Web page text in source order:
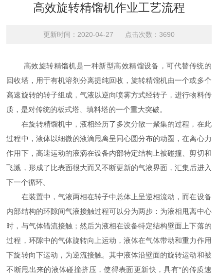
高效旋转精馏机作业工艺流程
更新时间：2020-04-27 点击次数：3690
高效旋转精馏机是一种新型高效精馏设备，可代替传统的
回收塔，用于有机溶剂分离提纯回收，旋转精馏机由一个或多个
高速旋转的转子组成，气液以逆向喷雾方式经转子，进行物料传
质，是对传统的板式塔、填料塔的一个重大突破。
在旋转精馏机中，液相经历了多次分散一聚集的过程，在此
过程中，液体以细微的液滴甩离呈同心圆分布的动圈，在离心力
作用下，高速运动的液滴在设备内部特定结构上被碰撞、剪切和
飞溅，形成了比表面很大而又不断更新的气液界面，汇集后进入
下一个循环。
在装置中，气液两相在转子中总体上呈逆相流动，而在设备
内部结构的环隙间气液接触过程可以分为两步：为液相甩离中心
时，与气体错流接触；然后为液相在设备特定结构壁面上下落的
过程，环隙中的气体旋转向上运动，液体在气体带动和重力作用
下旋转向下运动，为逆流接触。其中液体沿壁面的旋转运动和被
不断甩出来的液体碰撞挤压，使得表面更新快，具有*的传质速